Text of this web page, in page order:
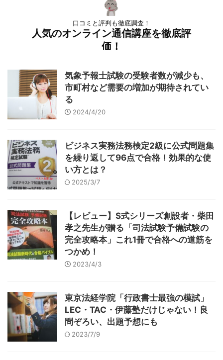
口コミと評判も徹底調査！
人気のオンライン通信講座を徹底評
価！
気象予報士試験の受験者数が減少も、
市町村など需要の増加が期待されてい
る
2024/4/20
ビジネス実務法務検定2級に公式問題集
を繰り返して96点で合格！効果的な使
い方とは？
2025/3/7
【レビュー】S式シリーズ創設者・柴田
孝之先生が贈る「司法試験予備試験の
完全攻略本」これ1冊で合格への道筋を
つかめ！
2023/4/3
東京法経学院「行政書士最強の模試」
LEC・TAC・伊藤塾だけじゃない！良
問ぞろい、出題予想にも
2023/7/9